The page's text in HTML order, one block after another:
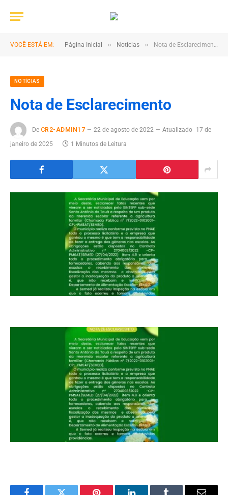
VOCÊ ESTÁ EM: Página Inicial » Notícias » Nota de Esclarecimento
NOTÍCIAS
Nota de Esclarecimento
De CR2-ADMIN17 22 de agosto de 2022 Atualizado 17 de
janeiro de 2025
1 Minutos de Leitura